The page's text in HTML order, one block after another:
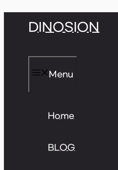
DINOSION
Menu
Home
BLOG